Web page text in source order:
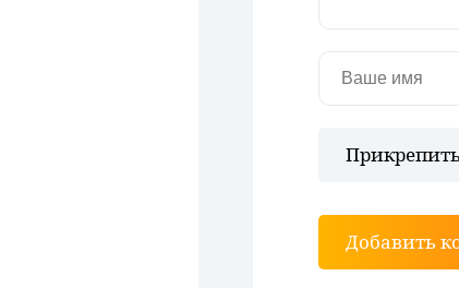
Добавить